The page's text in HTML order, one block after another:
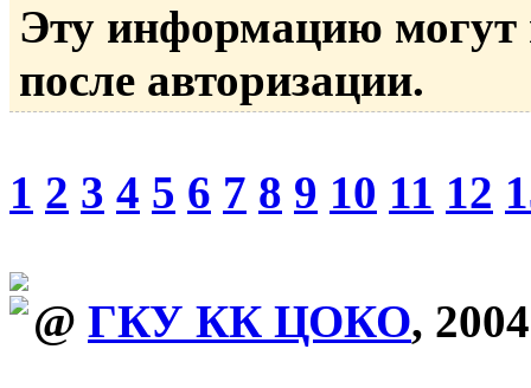
Эту информацию могут
после авторизации.
1 2 3 4 5 6 7 8 9 10 11 12
@ ГКУ КК ЦОКО,